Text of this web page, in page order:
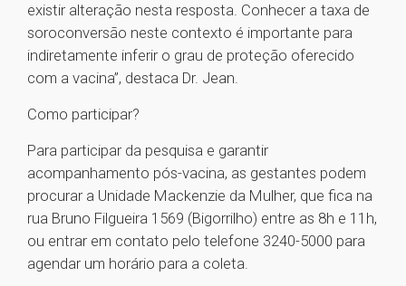
existir alteração nesta resposta. Conhecer a taxa de
soroconversão neste contexto é importante para
indiretamente inferir o grau de proteção oferecido
com a vacina”, destaca Dr. Jean.
Como participar?
Para participar da pesquisa e garantir
acompanhamento pós-vacina, as gestantes podem
procurar a Unidade Mackenzie da Mulher, que fica na
rua Bruno Filgueira 1569 (Bigorrilho) entre as 8h e 11h,
ou entrar em contato pelo telefone 3240-5000 para
agendar um horário para a coleta.
1